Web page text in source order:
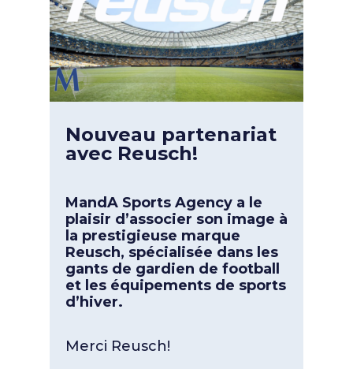
Nouveau partenariat
avec Reusch!
MandA Sports Agency a le
plaisir d’associer son image à
la prestigieuse marque
Reusch, spécialisée dans les
gants de gardien de football
et les équipements de sports
d’hiver.
Merci Reusch!